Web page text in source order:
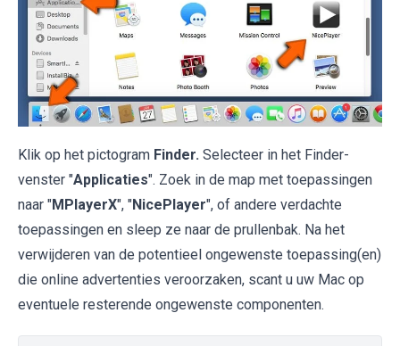
Klik op het pictogram Finder. Selecteer in het Finder-
venster "Applicaties". Zoek in de map met toepassingen
naar "MPlayerX", "NicePlayer", of andere verdachte
toepassingen en sleep ze naar de prullenbak. Na het
verwijderen van de potentieel ongewenste toepassing(en)
die online advertenties veroorzaken, scant u uw Mac op
eventuele resterende ongewenste componenten.